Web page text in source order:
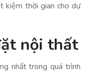
kiệm thời gian cho dự
nội thất
nhất trong quá trình